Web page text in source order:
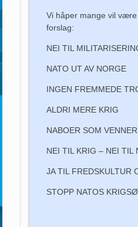
Vi håper mange vil
forslag:
NEI TIL
NATO UT AV NORGE
INGEN FREMMEDE
ALDRI MERE KRIG
NABOER SOM
NEI TIL KRIG – NEI TIL
JA TIL FREDSKULTUR
STOPP NATOS